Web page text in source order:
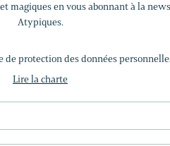
magiques en vous abonnant à la
Atypiques.
de protection des données
Lire la charte